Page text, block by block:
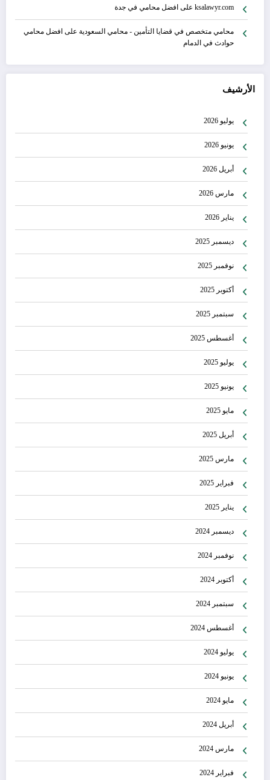
ksalawyr.com على افضل محامي في جدة
محامي متخصص في قضايا التأمين - محامي السعودية على افضل محامي
حوادث في الدمام
الأرشيف
يوليو 2026
يونيو 2026
أبريل 2026
مارس 2026
يناير 2026
ديسمبر 2025
نوفمبر 2025
أكتوبر 2025
سبتمبر 2025
أغسطس 2025
يوليو 2025
يونيو 2025
مايو 2025
أبريل 2025
مارس 2025
فبراير 2025
يناير 2025
ديسمبر 2024
نوفمبر 2024
أكتوبر 2024
سبتمبر 2024
أغسطس 2024
يوليو 2024
يونيو 2024
مايو 2024
أبريل 2024
مارس 2024
فبراير 2024